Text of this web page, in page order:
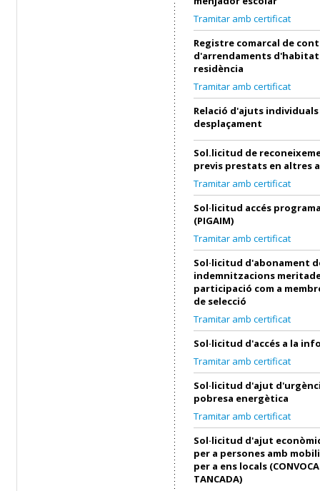
Tramitar amb certificat
Registre comarcal de
d'arrendaments
residència
Tramitar amb certificat
Relació d'ajuts
desplaçament
Sol.licitud de
previs prestats en altres
Tramitar amb certificat
Sol·licitud accés
(PIGAIM)
Tramitar amb certificat
Sol·licitud d'abonament
indemnitzacions
participació com a
de selecció
Tramitar amb certificat
Sol·licitud d'accés a la
Tramitar amb certificat
Sol·licitud d'ajut
pobresa energètica
Tramitar amb certificat
Sol·licitud d'ajut
per a persones amb
per a ens locals
TANCADA)